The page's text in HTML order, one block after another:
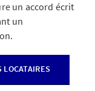
un accord écrit
un